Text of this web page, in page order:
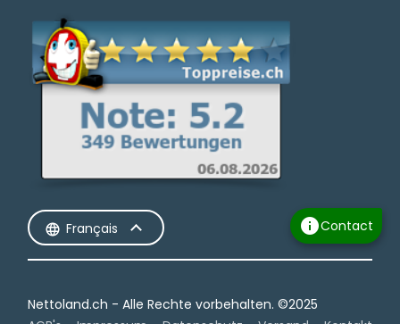
Français
Nettoland.ch - Alle Rechte vorbehalten.​ ©2025
AGB's
Impressum Datenschutz Versand Kontakt
infoContact